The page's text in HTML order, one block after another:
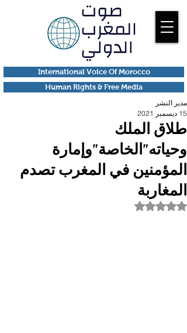
Human Rights & Free Media
International Voice Of Morocco
طلاق الملك
وحياته"الخاصة"وإمارة
المؤمنين في المغرب تصدم
المغاربة
مدير النشر
15 ديسمبر 2021
تم التقييم بـ ليس رقمًا من أصل 5 نجوم.